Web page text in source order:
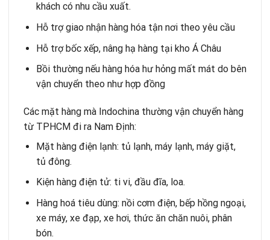
khách có nhu cầu xuất.
Hỗ trợ giao nhận hàng hóa tận nơi theo yêu cầu
Hỗ trợ bốc xếp, nâng hạ hàng tại kho Á Châu
Bồi thường nếu hàng hóa hư hỏng mất mát do bên
vận chuyển theo như hợp đồng
Các mặt hàng mà Indochina thường vận chuyển hàng
từ TPHCM đi ra Nam Định:
Mặt hàng điện lạnh: tủ lạnh, máy lạnh, máy giặt,
tủ đông.
Kiện hàng điện tử: ti vi, đầu đĩa, loa.
Hàng hoá tiêu dùng: nồi cơm điện, bếp hồng ngoại,
xe máy, xe đạp, xe hơi, thức ăn chăn nuôi, phân
bón.